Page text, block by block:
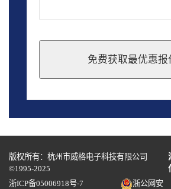
免费获取最优惠报
should
blank
版权所有：杭州市威格电子科技有限公司
©1995-2025
浙ICP备05006918号-7
浙公网安